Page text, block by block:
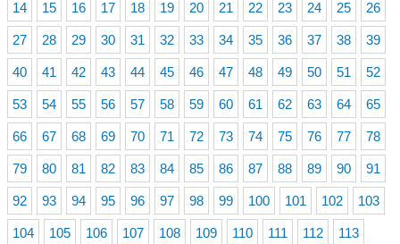
14 15 16 17 18 19 20 21 22 23 24 25 26
27 28 29 30 31 32 33 34 35 36 37 38 39
40 41 42 43 44 45 46 47 48 49 50 51 52
53 54 55 56 57 58 59 60 61 62 63 64 65
66 67 68 69 70 71 72 73 74 75 76 77 78
79 80 81 82 83 84 85 86 87 88 89 90 91
92 93 94 95 96 97 98 99 100 101 102 103
104 105 106 107 108 109 110 111 112 113